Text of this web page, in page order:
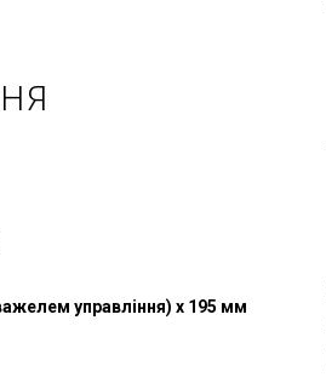
управління) x 195 мм